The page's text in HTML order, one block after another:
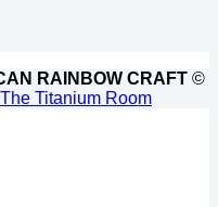
RAINBOW CRAFT ©
The Titanium Room